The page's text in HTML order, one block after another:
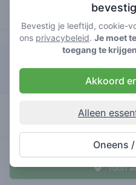
Toon
Bevestig je leeftijd, cookie-
ons privacybeleid. Je moet
toegang te
Akkoord
Alleen
Oneens